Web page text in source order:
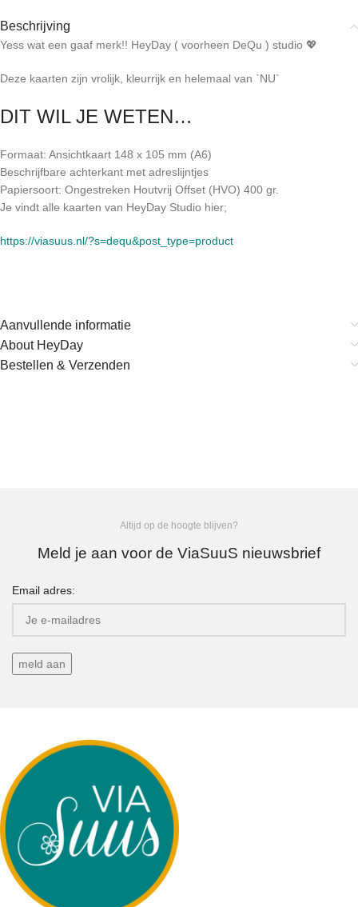
Beschrijving
Yess wat een gaaf merk!! HeyDay ( voorheen DeQu ) studio 💖
Deze kaarten zijn vrolijk, kleurrijk en helemaal van `NU`
DIT WIL JE WETEN…
Formaat: Ansichtkaart 148 x 105 mm (A6)
Beschrijfbare achterkant met adreslijntjes
Papiersoort: Ongestreken Houtvrij Offset (HVO) 400 gr.
Je vindt alle kaarten van HeyDay Studio hier;
https://viasuus.nl/?s=dequ&post_type=product
Aanvullende informatie
About HeyDay
Bestellen & Verzenden
Altijd op de hoogte blijven?
Meld je aan voor de ViaSuuS nieuwsbrief
Email adres: